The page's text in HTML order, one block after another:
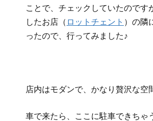
ことで、チェックしていたのです
したお店（ ロットチェント ）の隣
ったので、行ってみました♪
店内はモダンで、かなり贅沢な空
車で来たら、ここに駐車できちゃ